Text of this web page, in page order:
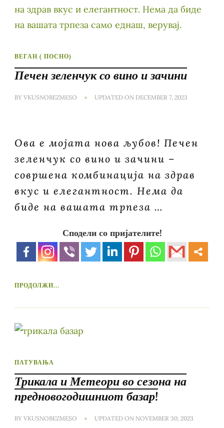
ВЕГАН ( ПОСНО)
Печен зеленчук со вино и зачини
BY VKUSNOBEZMESO UPDATED ON DECEMBER 7, 2023
Ова е мојата нова љубов! Печен
зеленчук со вино и зачини –
совршена комбинација на здрав
вкус и елегантност. Нема да
биде на вашата трпеза …
Сподели со пријателите!
ПРОДОЛЖИ...
ПАТУВАЊА
Трикала и Метеори во сезона на
предновогодишниот базар!
BY VKUSNOBEZMESO UPDATED ON NOVEMBER 30, 2023